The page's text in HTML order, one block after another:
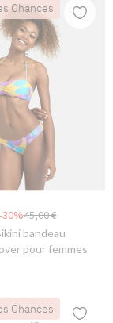
Chances
45,00 €
-30%
bandeau
pour femmes
Chances